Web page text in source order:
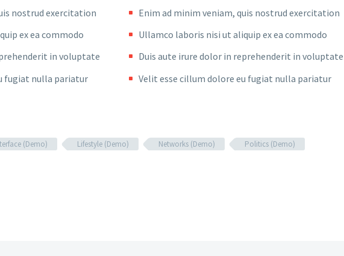
nostrud exercitation
ex ea commodo
in voluptate
fugiat nulla pariatur
Enim ad minim veniam, quis nostrud exercitation
Ullamco laboris nisi ut aliquip ex ea commodo
Duis aute irure dolor in reprehenderit in voluptate
Velit esse cillum dolore eu fugiat nulla pariatur
(Demo) Lifestyle (Demo) Networks (Demo) Politics (Demo)